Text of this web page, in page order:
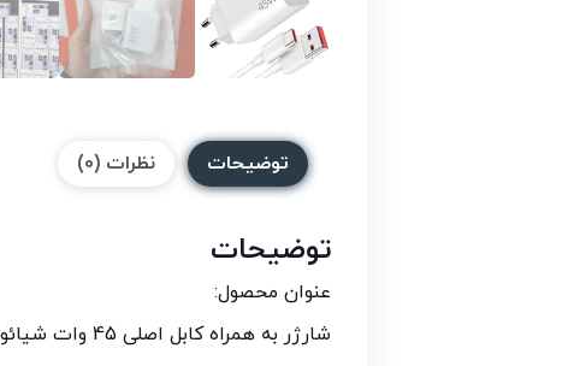
توضیحات نظرات (0)
توضیحات
عنوان محصول:
شارژر به همراه کابل اصلی 45 وات شیائومی مدل Redmi Note 14 Pro